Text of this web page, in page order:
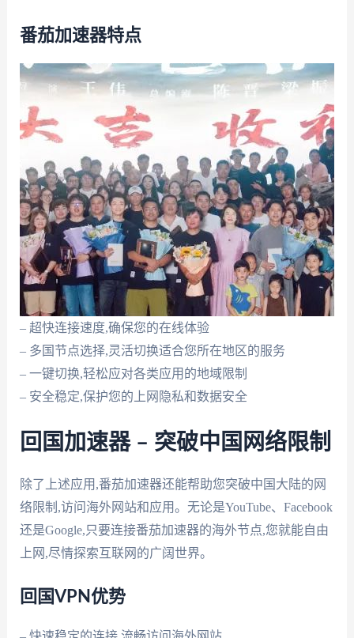
番茄加速器特点
– 超快连接速度,确保您的在线体验
– 多国节点选择,灵活切换适合您所在地区的服务
– 一键切换,轻松应对各类应用的地域限制
– 安全稳定,保护您的上网隐私和数据安全
回国加速器 – 突破中国网络限制
除了上述应用,番茄加速器还能帮助您突破中国大陆的网
络限制,访问海外网站和应用。无论是YouTube、Facebook
还是Google,只要连接番茄加速器的海外节点,您就能自由
上网,尽情探索互联网的广阔世界。
回国VPN优势